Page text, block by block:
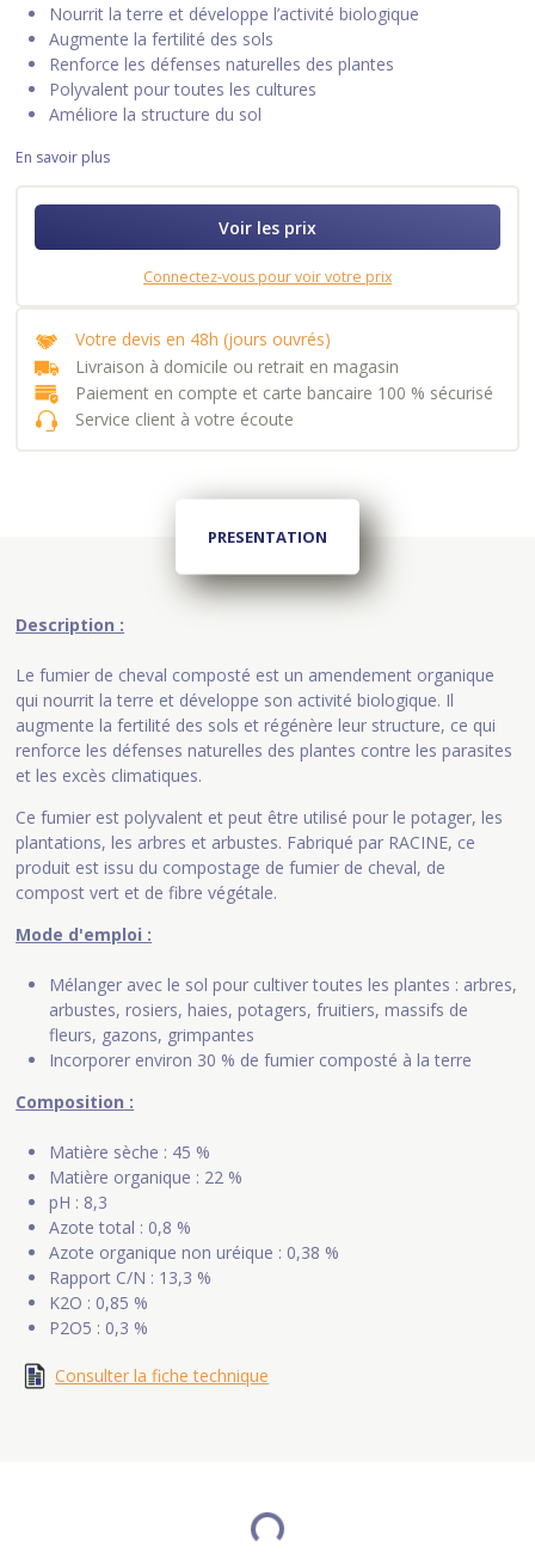
Nourrit la terre et développe l’activité biologique
Augmente la fertilité des sols
Renforce les défenses naturelles des plantes
Polyvalent pour toutes les cultures
Améliore la structure du sol
En savoir plus
Voir les prix
Connectez-vous pour voir votre prix
Votre devis en 48h (jours ouvrés)
Livraison à domicile ou retrait en magasin
Paiement en compte et carte bancaire 100 % sécurisé
Service client à votre écoute
PRESENTATION
Description :
Le fumier de cheval composté est un amendement organique
qui nourrit la terre et développe son activité biologique. Il
augmente la fertilité des sols et régénère leur structure, ce qui
renforce les défenses naturelles des plantes contre les parasites
et les excès climatiques.
Ce fumier est polyvalent et peut être utilisé pour le potager, les
plantations, les arbres et arbustes. Fabriqué par RACINE, ce
produit est issu du compostage de fumier de cheval, de
compost vert et de fibre végétale.
Mode d'emploi :
Mélanger avec le sol pour cultiver toutes les plantes : arbres,
arbustes, rosiers, haies, potagers, fruitiers, massifs de
fleurs, gazons, grimpantes
Incorporer environ 30 % de fumier composté à la terre
Composition :
Matière sèche : 45 %
Matière organique : 22 %
pH : 8,3
Azote total : 0,8 %
Azote organique non uréique : 0,38 %
Rapport C/N : 13,3 %
K2O : 0,85 %
P2O5 : 0,3 %
Consulter la fiche technique
NOS CLIENTS ONT ÉGALEMENT